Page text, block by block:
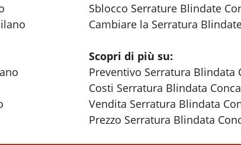
Sblocco Serrature Blindate
Cambiare la Serratura
Scopri di più su:
Preventivo Serratura Blindata
Costi Serratura Blindata
Vendita Serratura Blindata
Prezzo Serratura Blindata